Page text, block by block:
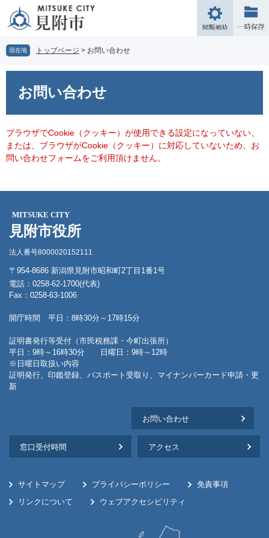
の
先
頭
ー
を
飛
文
へ
閲
覧
現在地 トップページ > お問い合わせ
お問い合わせ
ブラウザでCookie（クッキー）が使用できる設定になっていない、
または、ブラウザがCookie（クッキー）に対応していないため、お
問い合わせフォームをご利用頂けません。
MITSUKE CITY
見附市役所
法人番号8000020152111
〒954-8686 新潟県見附市昭和町2丁目1番1号
電話：0258-62-1700(代表)
Fax：0258-63-1006
開庁時間 平日：8時30分～17時15分
証明書発行等受付（市民税務課・今町出張所）
平日：9時～16時30分 日曜日：9時～12時
※日曜日取扱い内容
証明発行、印鑑登録、パスポート受取り、マイナンバーカード申請・更
新
お問い合わせ
窓口受付時間 アクセス
サイトマップ プライバシーポリシー
免責事項
リンクについて
ウェブアクセシビリティ